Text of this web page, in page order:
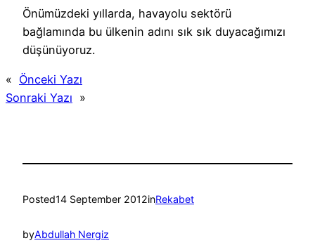
Önümüzdeki yıllarda, havayolu sektörü
bağlamında bu ülkenin adını sık sık duyacağımızı
düşünüyoruz.
« Önceki Yazı
Sonraki Yazı »
Posted14 September 2012inRekabet
byAbdullah Nergiz